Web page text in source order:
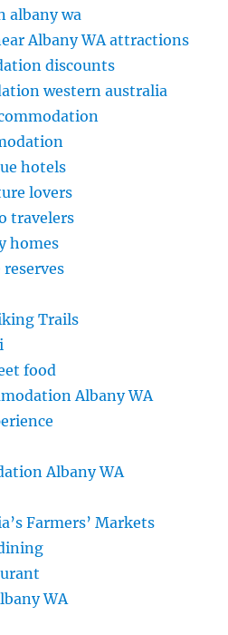
albany wa
Albany WA attractions
discounts
western australia
hotels
lovers
travelers
homes
Trails
food
Albany WA
Albany WA
Farmers’ Markets
WA